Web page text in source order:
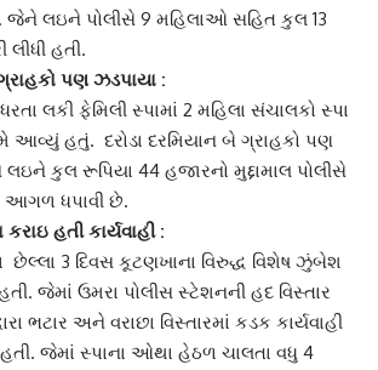
જેને લઇને પોલીસે 9 મહિલાઓ સહિત કુલ 13
લીધી હતી.
પણ ઝડપાયા :
લકી ફેમિલી સ્પામાં 2 મહિલા સંચાલકો સ્પા
આવ્યું હતું. દરોડા દરમિયાન બે ગ્રાહકો પણ
લઇને કુલ રૂપિયા 44 હજારનો મુદ્દામાલ પોલીસે
આગળ ધપાવી છે.
હતી કાર્યવાહી :
છેલ્લા 3 દિવસ કૂટણખાના વિરુદ્ધ વિશેષ ઝુંબેશ
જેમાં ઉમરા પોલીસ સ્ટેશનની હદ વિસ્તાર
ભટાર અને વરાછા વિસ્તારમાં કડક કાર્યવાહી
જેમાં સ્પાના ઓથા હેઠળ ચાલતા વધુ 4